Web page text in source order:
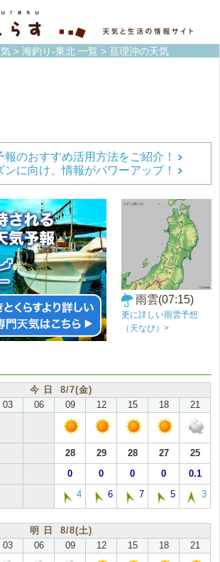
> 海釣り-東北 一覧 > 亘理沖の天気
報のおすすめ活用方法をご紹介！
ンに向け、情報がパワーアップ！
雨雲(07:15)
更に詳しい雨雲予想
（天なび）>
今 日 8/7(金)
03 06 09 12 15 18 21
28 29 28 27
25
0 0 0 0 0.1
4 6 7 5 3
明 日 8/8(土)
03 06 09 12 15 18 21